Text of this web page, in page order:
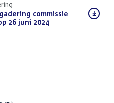
commissie
26 juni 2024(PDF)